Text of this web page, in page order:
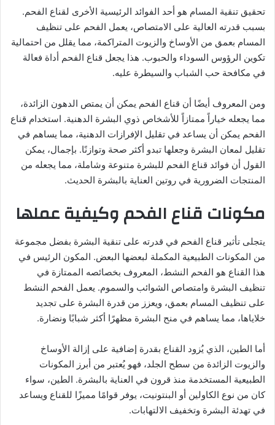
تحقيق تنقية المسام هو أحد الفوائد الرئيسية الأخرى لقناع الفحم.
بسبب قدرته العالية على الامتصاص، يعمل الفحم على تنظيف
المسام بعمق من الأوساخ والزيوت المتراكمة، مما يقلل من احتمالية
تكوين الرؤوس السوداء والحبوب. هذا يجعل قناع الفحم أداة فعالة
في مكافحة حب الشباب والسيطرة عليه.
ومن المعروف أيضًا أن قناع الفحم يمكن أن يمتص الدهون الزائدة،
مما يجعله خياراً ممتازاً للأشخاص ذوي البشرة الدهنية. استخدام قناع
الفحم يمكن أن يساعد في تقليل الإفرازات الدهنية، مما يساهم في
تقليل لمعان البشرة وجعلها تبدو أكثر صحة وتوازنًا. بإجمال، يمكن
القول أن فوائد قناع الفحم للبشرة متنوعة وشاملة، مما يجعله من
المنتجات الضرورية في روتين العناية بالبشرة الحديث.
مكونات قناع الفحم وكيفية عملها
يتجلى تأثير قناع الفحم في قدرته على تنقية البشرة بفضل مجموعة
من المكونات الطبيعية المكملة لبعضها البعض. المكون الرئيس في
هذا القناع هو الفحم النشط، المعروف بخصائصه الممتازة في
تنظيف البشرة وامتصاص الشوائب والسموم. يعمل الفحم النشط
على تنظيف المسام بعمق، ويعزز من قدرة البشرة على تجديد
خلاياها، مما يساهم في منح البشرة مظهرًا أكثر شبابًا ونضارة.
أما الطين، الذي يُزود القناع بقدرة إضافية على إزالة الأوساخ
والزيوت الزائدة من سطح الجلد، فهو يُعتبر من أبرز المكونات
الطبيعية المستخدمة منذ قرون في العناية بالبشرة. الطين، سواء
كان من نوع الكاولين أو البنتونيت، يوفر قوامًا مميزًا للقناع ويساعد
في تهدئة البشرة وتخفيف الالتهابات.